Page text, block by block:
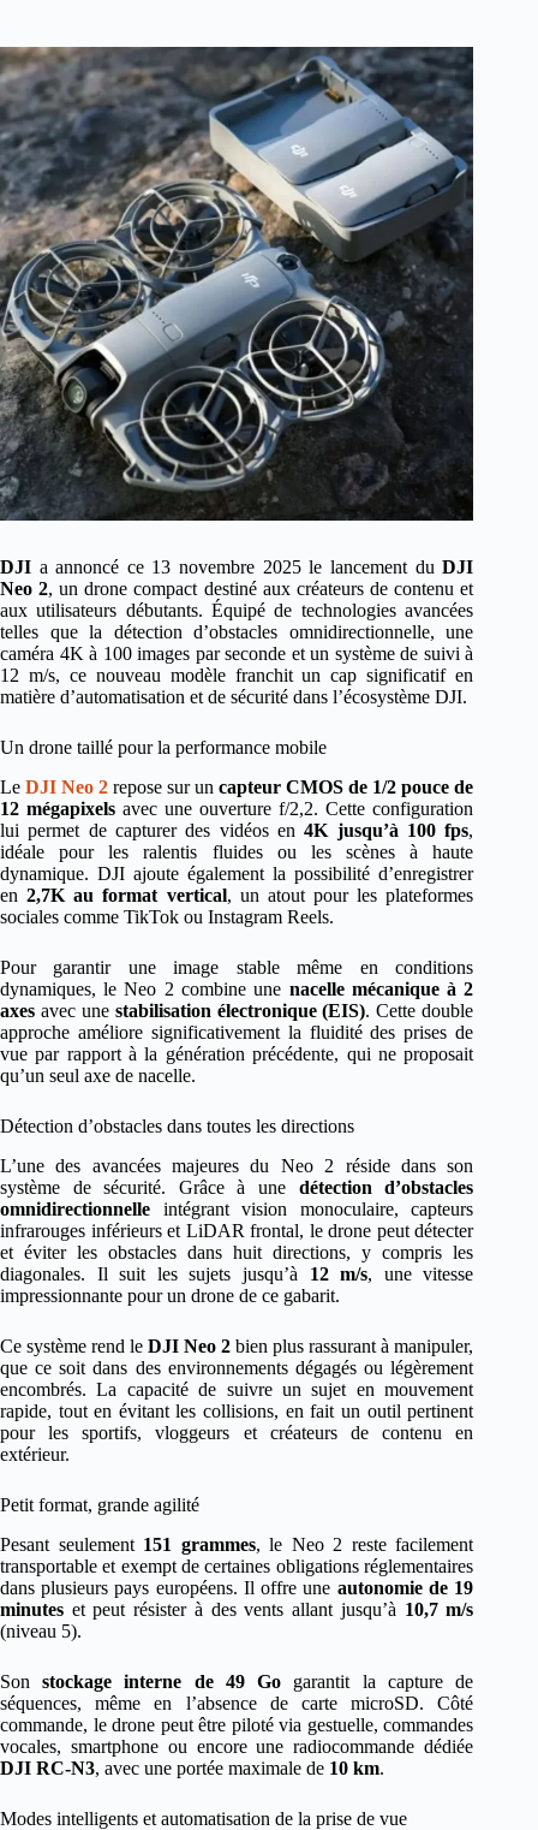
DJI a annoncé ce 13 novembre 2025 le lancement duDJI
Neo 2, un drone compact destiné aux créateurs de contenu et
aux utilisateurs débutants. Équipé de technologies avancées
telles que la détection d’obstacles omnidirectionnelle, une
caméra 4K à 100 images par seconde et un système de suivi à
12 m/s, ce nouveau modèle franchit un cap significatif en
matière d’automatisation et de sécurité dans l’écosystème DJI.
Un drone taillé pour la performance mobile
LeDJI Neo 2 repose sur uncapteur CMOS de 1/2 pouce de
12 mégapixels avec une ouverture f/2,2. Cette configuration
lui permet de capturer des vidéos en4K jusqu’à 100 fps,
idéale pour les ralentis fluides ou les scènes à haute
dynamique. DJI ajoute également la possibilité d’enregistrer
en2,7K au format vertical, un atout pour les plateformes
sociales comme TikTok ou Instagram Reels.
Pour garantir une image stable même en conditions
dynamiques, le Neo 2 combine une nacelle mécanique à 2
axes avec une stabilisation électronique (EIS). Cette double
approche améliore significativement la fluidité des prises de
vue par rapport à la génération précédente, qui ne proposait
qu’un seul axe de nacelle.
Détection d’obstacles dans toutes les directions
L’une des avancées majeures du Neo 2 réside dans son
système de sécurité. Grâce à une détection d’obstacles
omnidirectionnelle intégrant vision monoculaire, capteurs
infrarouges inférieurs et LiDAR frontal, le drone peut détecter
et éviter les obstacles dans huit directions, y compris les
diagonales. Il suit les sujets jusqu’à 12 m/s, une vitesse
impressionnante pour un drone de ce gabarit.
Ce système rend leDJI Neo 2 bien plus rassurant à manipuler,
que ce soit dans des environnements dégagés ou légèrement
encombrés. La capacité de suivre un sujet en mouvement
rapide, tout en évitant les collisions, en fait un outil pertinent
pour les sportifs, vloggeurs et créateurs de contenu en
extérieur.
Petit format, grande agilité
Pesant seulement 151 grammes, le Neo 2 reste facilement
transportable et exempt de certaines obligations réglementaires
dans plusieurs pays européens. Il offre une autonomie de 19
minutes et peut résister à des vents allant jusqu’à 10,7 m/s
(niveau 5).
Sonstockage interne de 49 Go garantit la capture de
séquences, même en l’absence de carte microSD. Côté
commande, le drone peut être piloté via gestuelle, commandes
vocales, smartphone ou encore une radiocommande dédiée
DJI RC-N3, avec une portée maximale de 10 km.
Modes intelligents et automatisation de la prise de vue